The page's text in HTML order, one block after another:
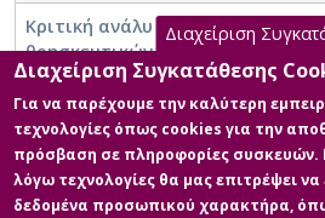
Κριτική ανάλυση κειμένων στο
θρησκευτικών στην πρωτοβάθμια
εκπαίδευση: θεωρία και πράξη
με τη θεωρία των
Διαχείριση
Διαχείριση Συγκατάθεσης
Για να παρέχουμε την καλύτερη
τεχνολογίες όπως cookies για την
πρόσβαση σε πληροφορίες συσκευών.
λόγω τεχνολογίες θα μας επιτρέψει
δεδομένα προσωπικού χαρακτήρα,